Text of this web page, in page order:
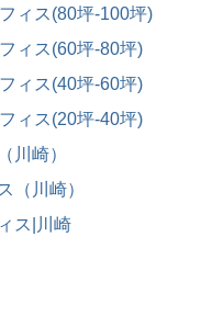
ィス(80坪-100坪)
ィス(60坪-80坪)
ィス(40坪-60坪)
ィス(20坪-40坪)
川崎）
（川崎）
ス|川崎